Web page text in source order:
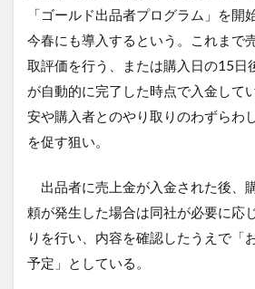
「ゴールド出品者プログラム」を開
今春にも導入するという。これまで
取評価を行う、または購入日の15日
が自動的に完了した時点で入金して
安や購入者とのやり取りのわずらわ
を促す狙い。
出品者に売上金が入金された後、
頼が発生した場合は同社が必要に応
りを行い、内容を確認したうえで「
予定」としている。